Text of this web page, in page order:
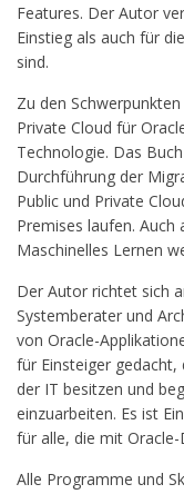
Features. Der Autor
Einstieg als auch für
sind.
Zu den
Private Cloud für
Technologie. Das
Durchführung der
Public und Private
Premises laufen. Auch
Maschinelles Lernen
Der Autor richtet sich
Systemberater und
von Oracle-
für Einsteiger gedacht,
der IT besitzen und
einzuarbeiten. Es ist
für alle, die mit
Alle Programme und